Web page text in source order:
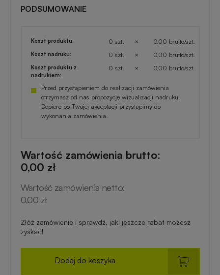
PODSUMOWANIE
Koszt produktu: 0 szt. × 0,00 brutto/szt.
Koszt nadruku: 0 szt. × 0,00 brutto/szt.
Koszt produktu z
nadrukiem:
0 szt. × 0,00 brutto/szt.
Przed przystąpieniem do realizacji zamówienia
otrzymasz od nas propozycję wizualizacji nadruku.
Dopiero po Twojej akceptacji przystąpimy do
wykonania zamówienia.
Wartość zamówienia brutto:
0,00 zł
Wartość zamówienia netto:
0,00 zł
Złóż zamówienie i sprawdź, jaki jeszcze rabat możesz
zyskać!
Dodaj do koszyka